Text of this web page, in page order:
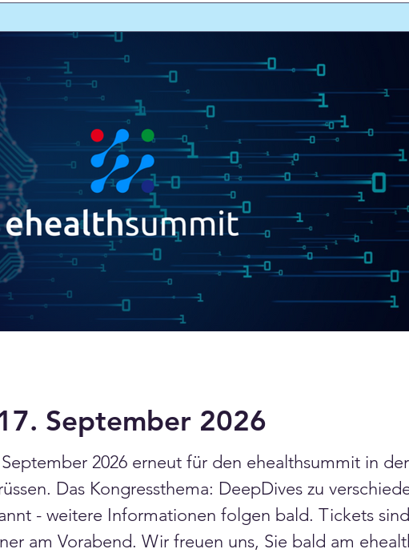
September 2026
2026 erneut für den ehealthsummit in der
Das Kongressthema: DeepDives zu
- weitere Informationen folgen bald. Tickets
am Vorabend. Wir freuen uns, Sie bald am